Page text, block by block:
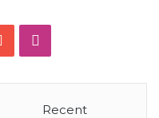
YouTube
Recent